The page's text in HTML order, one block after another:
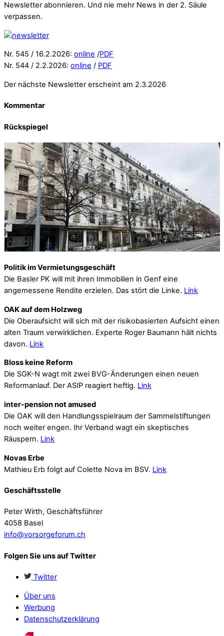
Newsletter abonnieren. Und nie mehr News in der 2. Säule
verpassen.
Nr. 545 / 16.2.2026: online /PDF
Nr. 544 / 2.2.2026: online / PDF
Der nächste Newsletter erscheint am 2.3.2026
Kommentar
Rückspiegel
Politik im Vermietungsgeschäft
Die Basler PK will mit ihren Immobilien in Genf eine
angemessene Rendite erzielen. Das stört die Linke. Link
OAK auf dem Holzweg
Die Oberaufsicht will sich mit der risikobasierten Aufsicht einen
alten Traum verwirklichen. Experte Roger Baumann hält nichts
davon. Link
Bloss keine Reform
Die SGK-N wagt mit zwei BVG-Änderungen einen neuen
Reformanlauf. Der ASIP reagiert heftig. Link
inter-pension not amused
Die OAK will den Handlungsspielraum der Sammelstiftungen
noch weiter engen. Ihr Verband wagt ein skeptisches
Räuspern. Link
Novas Erbe
Mathieu Erb folgt auf Colette Nova im BSV. Link
Geschäftsstelle
Peter Wirth, Geschäftsführer
4058 Basel
info@vorsorgeforum.ch
Folgen Sie uns auf Twitter
Twitter
Über uns
Werbung
Datenschutzerklärung